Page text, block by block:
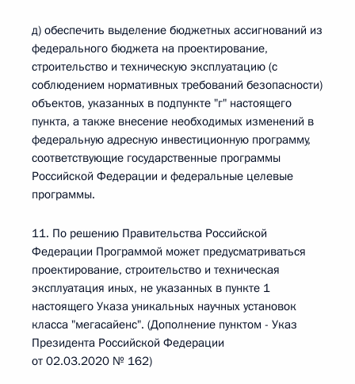
д) обеспечить выделение бюджетных ассигнований из
федерального бюджета на проектирование,
строительство и техническую эксплуатацию (с
соблюдением нормативных требований безопасности)
объектов, указанных в подпункте "г" настоящего
пункта, а также внесение необходимых изменений в
федеральную адресную инвестиционную программу,
соответствующие государственные программы
Российской Федерации и федеральные целевые
программы.
11. По решению Правительства Российской
Федерации Программой может предусматриваться
проектирование, строительство и техническая
эксплуатация иных, не указанных в пункте 1
настоящего Указа уникальных научных установок
класса "мегасайенс". (Дополнение пунктом - Указ
Президента Российской Федерации
от 02.03.2020 № 162)